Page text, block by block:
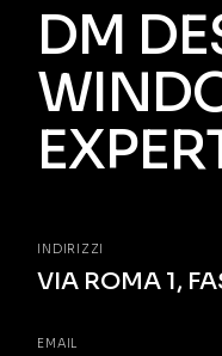
DM
INDIRIZZI
VIA ROMA 1,
EMAIL